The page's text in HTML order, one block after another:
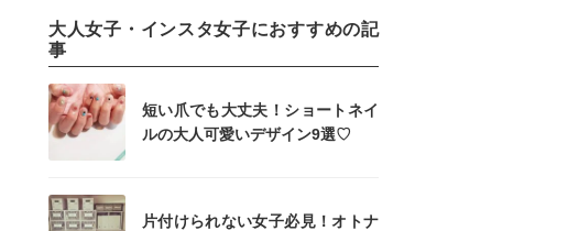
大人女子・インスタ女子におすすめの記
事
短い爪でも大丈夫！ショートネイ
ルの大人可愛いデザイン9選♡
片付けられない女子必見！オトナ